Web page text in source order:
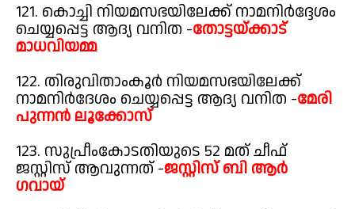
121. കൊച്ചി നിയമസഭയിലേക്ക് നാമനിർദ്ദേശം
ചെയ്യപ്പെട്ട ആദ്യ വനിത -തോട്ടയ്ക്കാട്
മാധവിയമ്മ
122. തിരുവിതാംകൂർ നിയമസഭയിലേക്ക്
നാമനിർദേശം ചെയ്യപ്പെട്ട ആദ്യ വനിത -മേരി
പുന്നൻ ലൂക്കോസ്
123. സുപ്രീംകോടതിയുടെ 52 മത് ചീഫ്
ജസ്റ്റിസ് ആവുന്നത് -ജസ്റ്റിസ് ബി ആർ
ഗവായ്